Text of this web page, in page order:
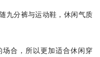
九分裤与运动鞋，休闲气质
合，所以更加适合休闲穿